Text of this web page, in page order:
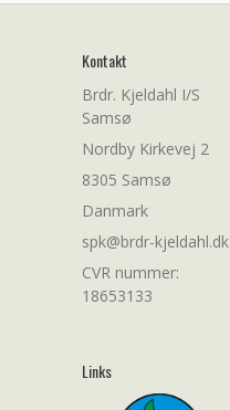
Kontakt
Brdr. Kjeldahl I/S
Samsø
Nordby Kirkevej 2
8305 Samsø
Danmark
spk@brdr-kjeldahl.dk
CVR nummer:
18653133
Links